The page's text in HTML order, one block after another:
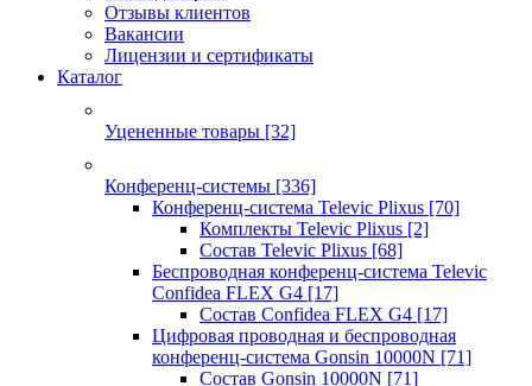
Отзывы клиентов
Вакансии
Лицензии и сертификаты
Каталог
Уцененные товары [32]
Конференц-системы [336]
Конференц-система Televic Plixus [70]
Комплекты Televic Plixus [2]
Состав Televic Plixus [68]
Беспроводная конференц-система Televic
Confidea FLEX G4 [17]
Состав Confidea FLEX G4 [17]
Цифровая проводная и беспроводная
конференц-система Gonsin 10000N [71]
Состав Gonsin 10000N [71]